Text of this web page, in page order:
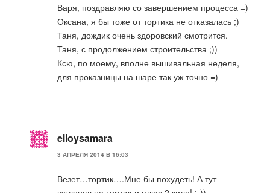
Варя, поздравляю со завершением процесса =)
Оксана, я бы тоже от тортика не отказалась ;)
Таня, дождик очень здоровский смотрится.
Таня, с продолжением строительства ;))
Ксю, по моему, вполне вышивальная неделя,
для проказницы на шаре так уж точно =)
elloysamara
3 АПРЕЛЯ 2014 В 16:03
Везет…тортик….Мне бы похудеть! А тут